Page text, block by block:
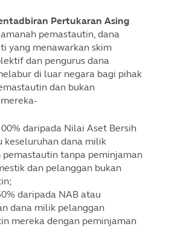
Pertukaran Asing
pemastautin, dana
yang menawarkan skim
dan pengurus dana
di luar negara bagi pihak
dan bukan
daripada Nilai Aset Bersih
keseluruhan dana milik
pemastautin tanpa peminjaman
dan pelanggan bukan
daripada NAB atau
dana milik pelanggan
mereka dengan peminjaman